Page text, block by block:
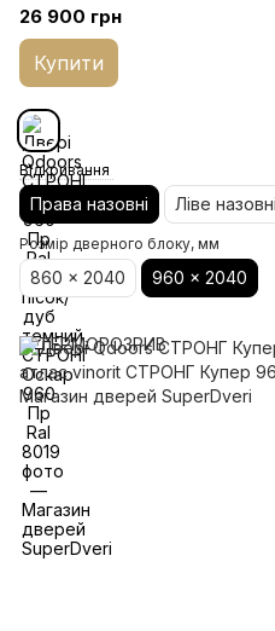
26 900 грн
Купити
Відкривання
Права назовні Ліве назовні
Розмір дверного блоку, мм
860 x 2040 960 x 2040